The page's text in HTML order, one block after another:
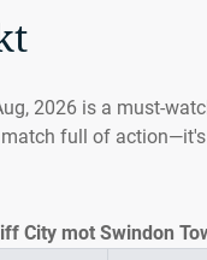
2026 is a must-
full of
City mot Swindon